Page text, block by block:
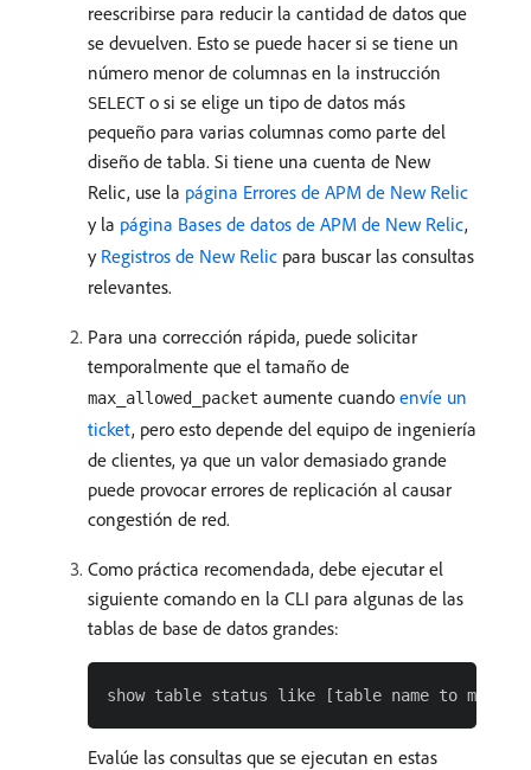
reescribirse para reducir la cantidad de datos que
se devuelven. Esto se puede hacer si se tiene un
número menor de columnas en la instrucción
SELECTo si se elige un tipo de datos más
pequeño para varias columnas como parte del
diseño de tabla. Si tiene una cuenta de New
Relic, use la página Errores de APM de New Relic
y la página Bases de datos de APM de New Relic,
y Registros de New Relic para buscar las consultas
relevantes.
Para una corrección rápida, puede solicitar
temporalmente que el tamaño de
max_allowed_packet aumente cuando envíe un
ticket, pero esto depende del equipo de ingeniería
de clientes, ya que un valor demasiado grande
puede provocar errores de replicación al causar
congestión de red.
Como práctica recomendada, debe ejecutar el
siguiente comando en la CLI para algunas de las
tablas de base de datos grandes:
Evalúe las consultas que se ejecutan en estas